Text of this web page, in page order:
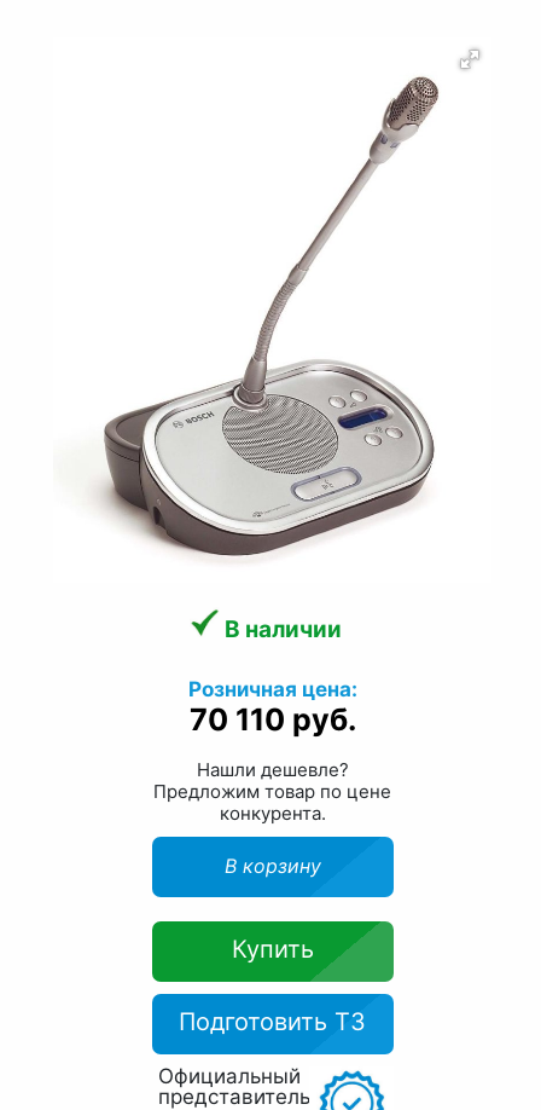
В наличии
Розничная цена:
70 110 руб.
Нашли дешевле?
Предложим товар по цене
конкурента.
В корзину
Купить
Подготовить ТЗ
Официальный
представитель